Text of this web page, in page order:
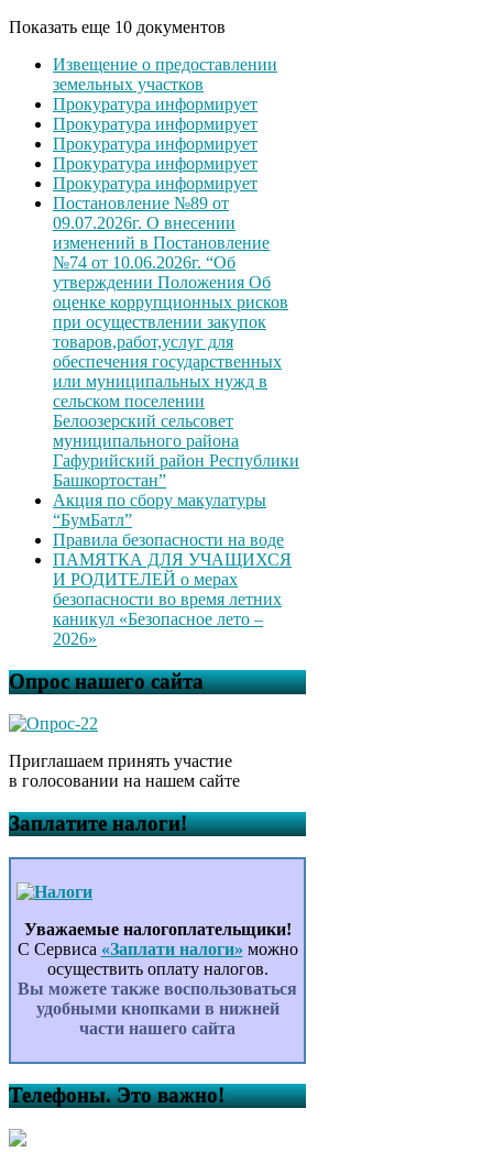
Показать еще 10 документов
Извещение о предоставлении
земельных участков
Прокуратура информирует
Прокуратура информирует
Прокуратура информирует
Прокуратура информирует
Прокуратура информирует
Постановление №89 от
09.07.2026г. О внесении
изменений в Постановление
№74 от 10.06.2026г. “Об
утверждении Положения Об
оценке коррупционных рисков
при осуществлении закупок
товаров,работ,услуг для
обеспечения государственных
или муниципальных нужд в
сельском поселении
Белоозерский сельсовет
муниципального района
Гафурийский район Республики
Башкортостан”
Акция по сбору макулатуры
“БумБатл”
Правила безопасности на воде
ПАМЯТКА ДЛЯ УЧАЩИХСЯ
И РОДИТЕЛЕЙ о мерах
безопасности во время летних
каникул «Безопасное лето –
2026»
Опрос нашего сайта
Приглашаем принять участие
в голосовании на нашем сайте
Заплатите налоги!
Уважаемые налогоплательщики!
С Сервиса «Заплати налоги» можно
осуществить оплату налогов.
Вы можете также воспользоваться
удобными кнопками в нижней
части нашего сайта
Телефоны. Это важно!